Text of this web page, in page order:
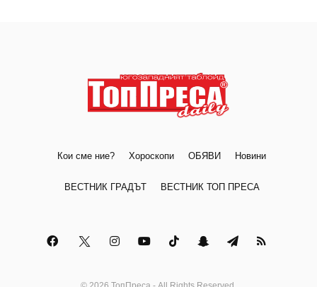
Кои сме ние? Хороскопи ОБЯВИ Новини
ВЕСТНИК ГРАДЪТ ВЕСТНИК ТОП ПРЕСА